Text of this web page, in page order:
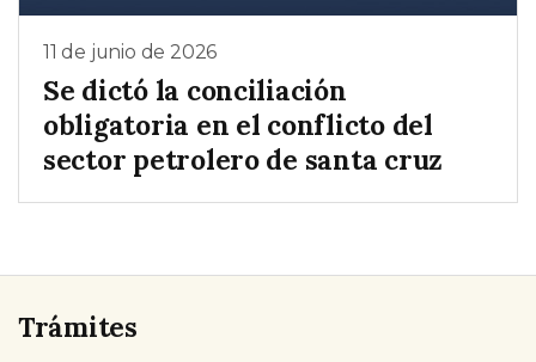
11 de junio de 2026
Se dictó la conciliación
obligatoria en el conflicto del
sector petrolero de santa cruz
Trámites